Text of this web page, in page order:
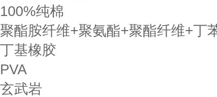
100%纯棉
聚酯胺纤维+聚氨酯+聚酯纤维+丁
丁基橡胶
PVA
玄武岩